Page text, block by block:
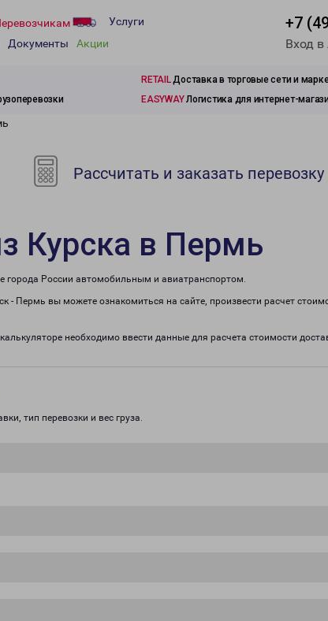
Услуги
Документы Акции
+7
Вход
RETAILДоставка в торговые сети и
EASYWAYЛогистика для интернет-
Рассчитать и заказать перевозку
Курска в Пермь
города России автомобильным и авиатранспортом.
- Пермь вы можете ознакомиться на сайте, произвести расчет
необходимо ввести данные для расчета стоимости
тип перевозки и вес груза.